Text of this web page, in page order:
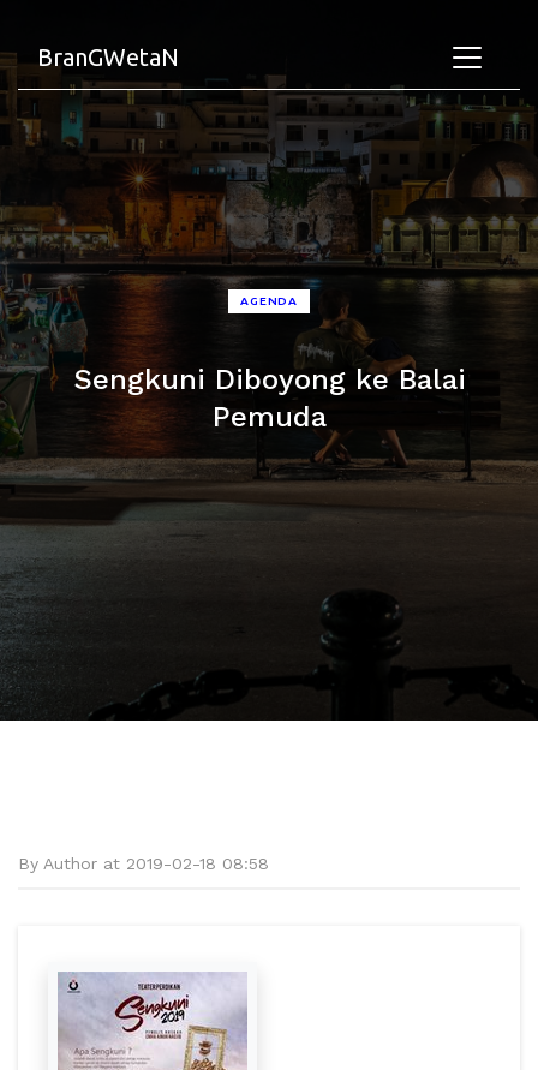
BranGWetaN
AGENDA
Sengkuni Diboyong ke Balai
Pemuda
By Author at 2019-02-18 08:58